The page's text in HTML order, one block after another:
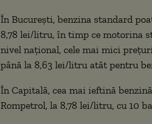
În București, benzina standard
8,78 lei/litru, în timp ce motorina
nivel național, cele mai mici
până la 8,63 lei/litru atât pentru
În Capitală, cea mai ieftină
Rompetrol, la 8,78 lei/litru, cu 10